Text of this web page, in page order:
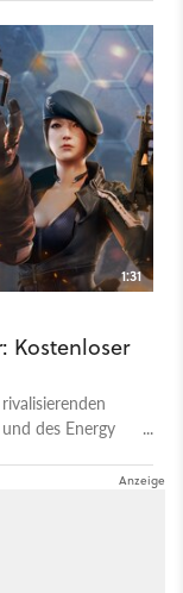
in unserer
1:31
Kostenloser
des Energy
Online-Shooter